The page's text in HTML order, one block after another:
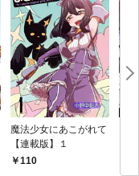
魔法少女にあこがれて
【連載版】１
110